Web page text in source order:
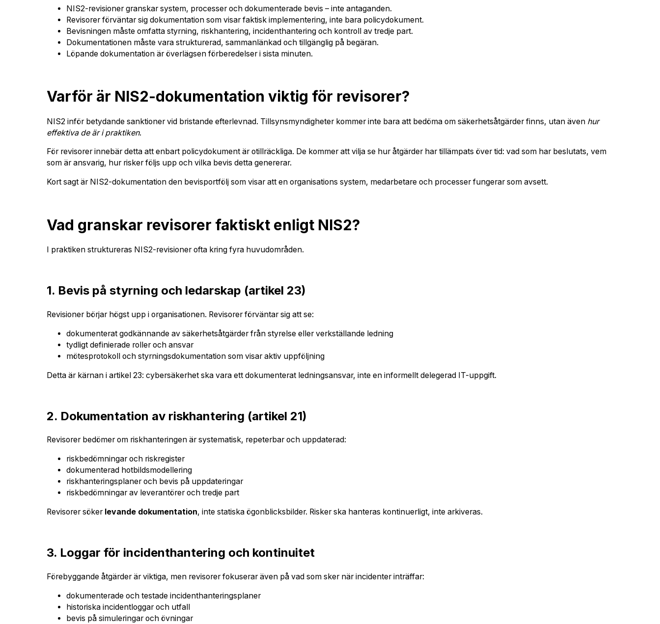
NIS2-revisioner granskar system, processer och dokumenterade bevis – inte antaganden.
Revisorer förväntar sig dokumentation som visar faktisk implementering, inte bara policydokument.
Bevisningen måste omfatta styrning, riskhantering, incidenthantering och kontroll av tredje part.
Dokumentationen måste vara strukturerad, sammanlänkad och tillgänglig på begäran.
Löpande dokumentation är överlägsen förberedelser i sista minuten.
Varför är NIS2-dokumentation viktig för revisorer?
NIS2 inför betydande sanktioner vid bristande efterlevnad. Tillsynsmyndigheter kommer inte bara att bedöma om säkerhetsåtgärder finns, utan även hur
effektiva de är i praktiken.
För revisorer innebär detta att enbart policydokument är otillräckliga. De kommer att vilja se hur åtgärder har tillämpats över tid: vad som har beslutats, vem
som är ansvarig, hur risker följs upp och vilka bevis detta genererar.
Kort sagt är NIS2-dokumentation den bevisportfölj som visar att en organisations system, medarbetare och processer fungerar som avsett.
Vad granskar revisorer faktiskt enligt NIS2?
I praktiken struktureras NIS2-revisioner ofta kring fyra huvudområden.
1. Bevis på styrning och ledarskap (artikel 23)
Revisioner börjar högst upp i organisationen. Revisorer förväntar sig att se:
dokumenterat godkännande av säkerhetsåtgärder från styrelse eller verkställande ledning
tydligt definierade roller och ansvar
mötesprotokoll och styrningsdokumentation som visar aktiv uppföljning
Detta är kärnan i artikel 23: cybersäkerhet ska vara ett dokumenterat ledningsansvar, inte en informellt delegerad IT-uppgift.
2. Dokumentation av riskhantering (artikel 21)
Revisorer bedömer om riskhanteringen är systematisk, repeterbar och uppdaterad:
riskbedömningar och riskregister
dokumenterad hotbildsmodellering
riskhanteringsplaner och bevis på uppdateringar
riskbedömningar av leverantörer och tredje part
Revisorer söker levande dokumentation, inte statiska ögonblicksbilder. Risker ska hanteras kontinuerligt, inte arkiveras.
3. Loggar för incidenthantering och kontinuitet
Förebyggande åtgärder är viktiga, men revisorer fokuserar även på vad som sker när incidenter inträffar:
dokumenterade och testade incidenthanteringsplaner
historiska incidentloggar och utfall
bevis på simuleringar och övningar